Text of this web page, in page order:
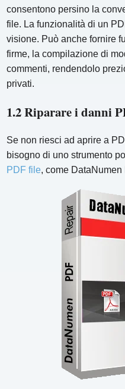
consentono persino la
file. La funzionalità di un
visione. Può anche fornire
firme, la compilazione di
commenti, rendendolo
privati.
1.2 Riparare i danni
Se non riesci ad aprire a
bisogno di uno strumento
PDF file, come